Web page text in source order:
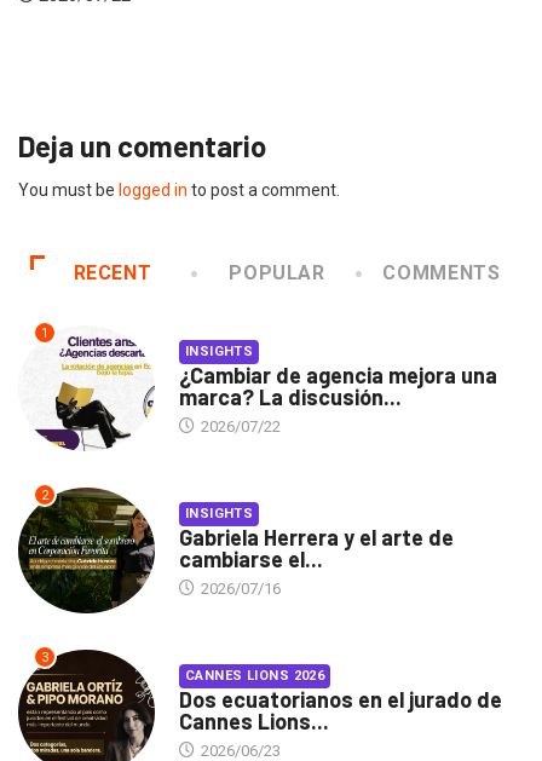
Deja un comentario
You must be logged in to post a comment.
RECENT POPULAR COMMENTS
1
INSIGHTS
¿Cambiar de agencia mejora una
marca? La discusión...
2026/07/22
2
INSIGHTS
Gabriela Herrera y el arte de
cambiarse el...
2026/07/16
3
CANNES LIONS 2026
Dos ecuatorianos en el jurado de
Cannes Lions...
2026/06/23